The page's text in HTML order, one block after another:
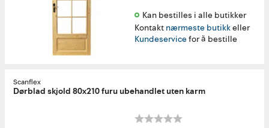
Kan bestilles i alle butikker
Kontakt nærmeste butikkeller
Kundeservicefor å bestille
Scanflex
Dørblad skjold 80x210 furu ubehandlet uten karm